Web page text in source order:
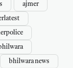
ajmer
bhilwara news